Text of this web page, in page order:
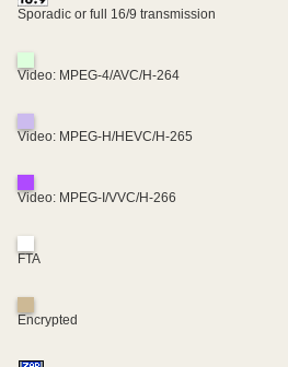
Sporadic or full 16/9 transmission
Video: MPEG-4/AVC/H-264
Video: MPEG-H/HEVC/H-265
Video: MPEG-I/VVC/H-266
FTA
Encrypted